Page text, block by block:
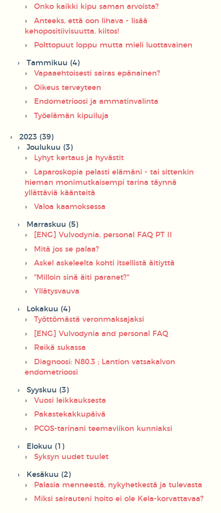
Onko kaikki kipu saman arvoista?
Anteeks, että oon lihava - lisää
kehopositiivisuutta, kiitos!
Polttopuut loppu mutta mieli luottavainen
Tammikuu (4)
Vapaaehtoisesti sairas epänainen?
Oikeus terveyteen
Endometrioosi ja ammatinvalinta
Työelämän kipuiluja
2023 (39)
Joulukuu (3)
Lyhyt kertaus ja hyvästit
Laparoskopia pelasti elämäni - tai sittenkin
hieman monimutkaisempi tarina täynnä
yllättäviä käänteitä
Valoa kaamoksessa
Marraskuu (5)
[ENG] Vulvodynia, personal FAQ PT II
Mitä jos se palaa?
Askel askeleelta kohti itsellistä äitiyttä
"Milloin sinä äiti paranet?"
Yllätysvauva
Lokakuu (4)
Työttömästä veronmaksajaksi
[ENG] Vulvodynia and personal FAQ
Reikä sukassa
Diagnoosi: N80.3 ; Lantion vatsakalvon
endometrioosi
Syyskuu (3)
Vuosi leikkauksesta
Pakastekakkupäivä
PCOS-tarinani teemaviikon kunniaksi
Elokuu (1)
Syksyn uudet tuulet
Kesäkuu (2)
Palasia menneestä, nykyhetkestä ja tulevasta
Miksi sairauteni hoito ei ole Kela-korvattavaa?